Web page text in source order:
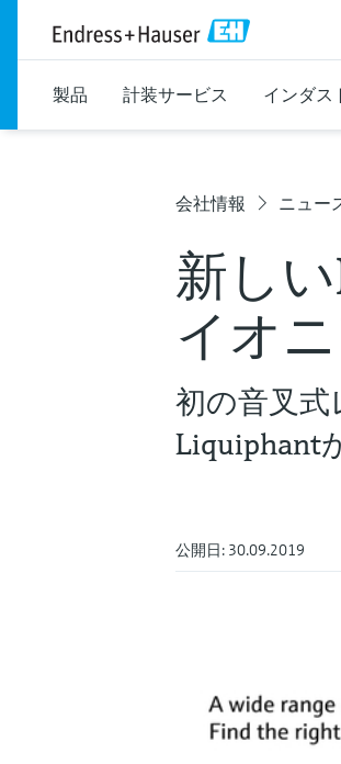
製品 計装サービス インダス
会社情報 ニュー
新し
イオ
初の音叉
Liquiphant
公開日: 30.09.2019